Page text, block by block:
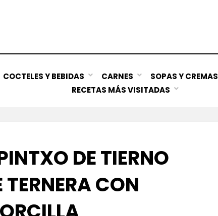
COCTELES Y BEBIDAS CARNES SOPAS Y CREMAS
RECETAS MÁS VISITADAS
DE TIERNO
TERNERA CON